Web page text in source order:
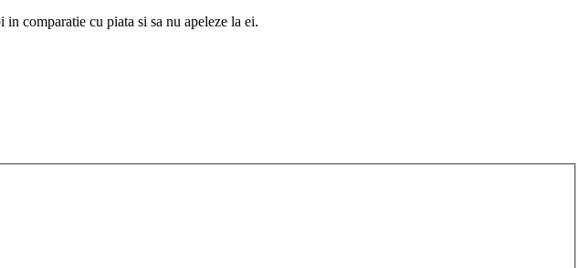
comparatie cu piata si sa nu apeleze la ei.